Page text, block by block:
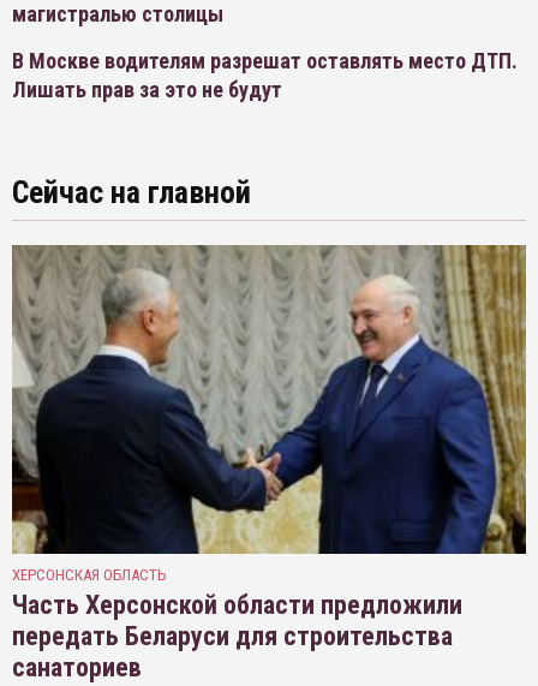
магистралью столицы
В Москве водителям разрешат оставлять место ДТП.
Лишать прав за это не будут
Сейчас на главной
ХЕРСОНСКАЯ ОБЛАСТЬ
Часть Херсонской области предложили
передать Беларуси для строительства
санаториев